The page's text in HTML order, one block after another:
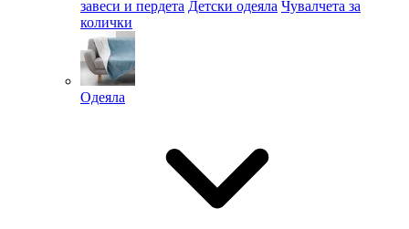
завеси и пердета Детски одеяла Чувалчета за
колички
Одеяла